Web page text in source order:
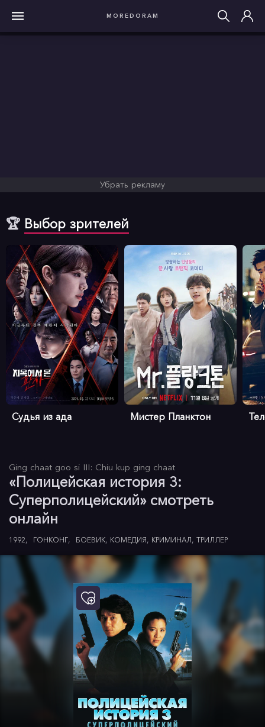
MOREDORAM
Убрать рекламу
🏆 Выбор зрителей
Судья из ада Мистер Планктон
Ging chaat goo si III: Chiu kup ging chaat
«Полицейская история 3:
Суперполицейский» смотреть
онлайн
1992 ГОНКОНГ БОЕВИК КОМЕДИЯ КРИМИНАЛ ТРИЛЛЕР